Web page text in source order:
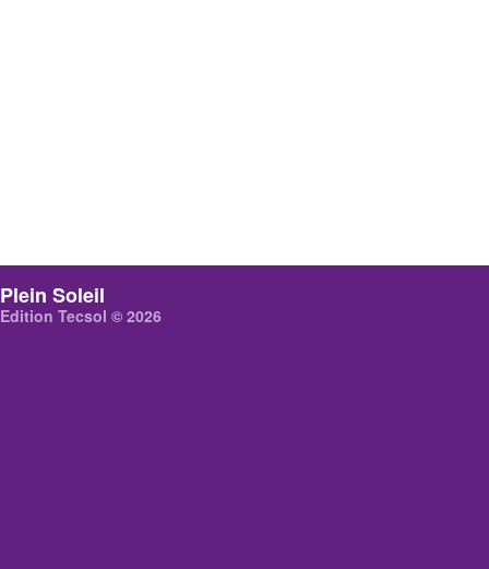
Plein Soleil
Edition Tecsol © 2026